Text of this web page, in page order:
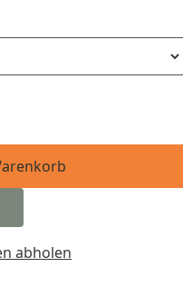
abholen